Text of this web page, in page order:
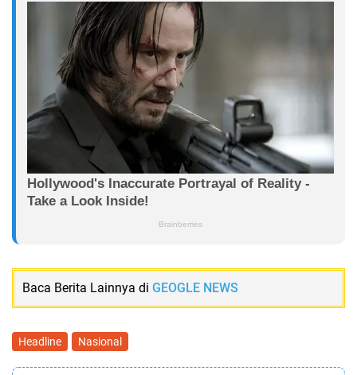
Baca Berita Lainnya di GEOGLE NEWS
Headline Nasional